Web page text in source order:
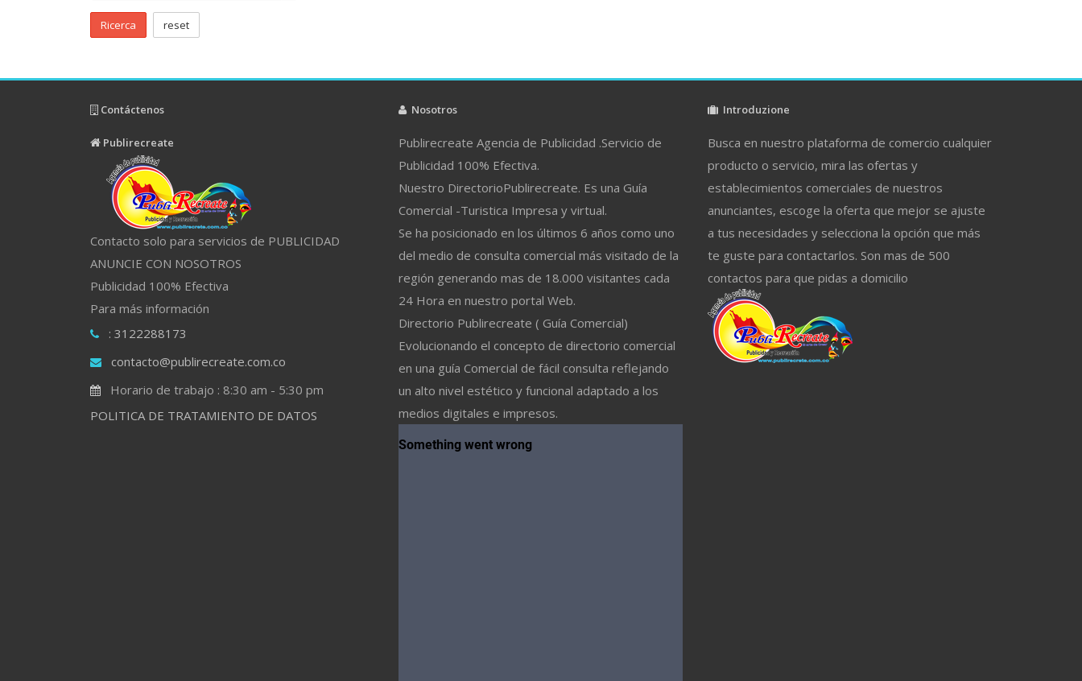
Ricerca reset
Contáctenos
Publirecreate
Contacto solo para servicios de PUBLICIDAD
ANUNCIE CON NOSOTROS
Publicidad 100% Efectiva
Para más información
: 3122288173
contacto@publirecreate.com.co
Horario de trabajo : 8:30 am - 5:30 pm
POLITICA DE TRATAMIENTO DE DATOS
Nosotros
Publirecreate Agencia de Publicidad .Servicio de
Publicidad 100% Efectiva.
Nuestro DirectorioPublirecreate. Es una Guía
Comercial -Turistica Impresa y virtual.
Se ha posicionado en los últimos 6 años como uno
del medio de consulta comercial más visitado de la
región generando mas de 18.000 visitantes cada
24 Hora en nuestro portal Web.
Directorio Publirecreate ( Guía Comercial)
Evolucionando el concepto de directorio comercial
en una guía Comercial de fácil consulta reflejando
un alto nivel estético y funcional adaptado a los
medios digitales e impresos.
Introduzione
Busca en nuestro plataforma de comercio cualquier
producto o servicio, mira las ofertas y
establecimientos comerciales de nuestros
anunciantes, escoge la oferta que mejor se ajuste
a tus necesidades y selecciona la opción que más
te guste para contactarlos. Son mas de 500
contactos para que pidas a domicilio